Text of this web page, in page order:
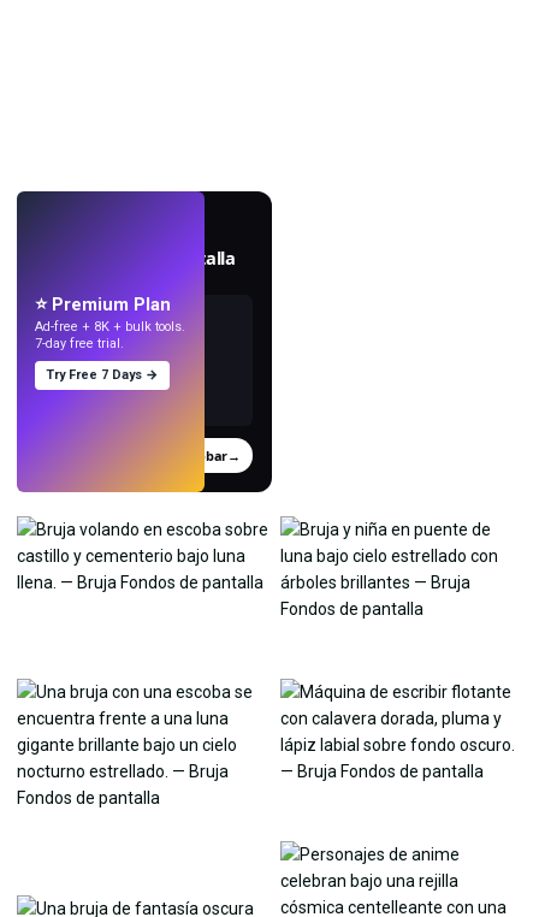
Crea fondos de pantalla
Probar→
⭐ Premium Plan
Ad-free + 8K + bulk tools.
7-day free trial.
Try Free 7 Days →